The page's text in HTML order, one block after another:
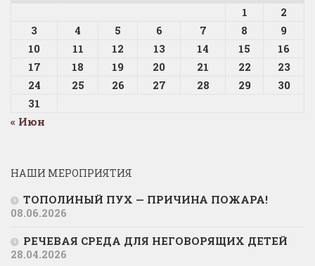
1
2
3
4 5 6 7 8
9
10
11 12 13 14 15
16
17
18 19 20 21 22
23
24
25 26 27 28 29
30
31
« Июн
НАШИ МЕРОПРИЯТИЯ
ТОПОЛИНЫЙ ПУХ — ПРИЧИНА ПОЖАРА!
08.06.2026
РЕЧЕВАЯ СРЕДА ДЛЯ НЕГОВОРЯЩИХ ДЕТЕЙ
28.04.2026